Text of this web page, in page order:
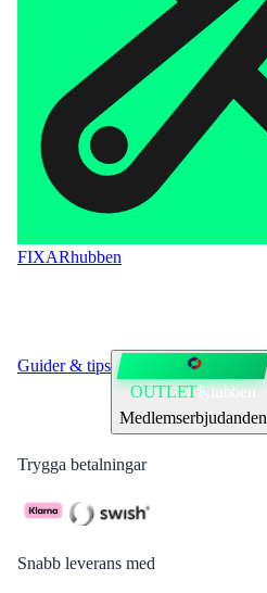
FIXARhubben
Guider & tips
OUTLETKlubben
Medlemserbjudanden
Trygga betalningar
Snabb leverans med